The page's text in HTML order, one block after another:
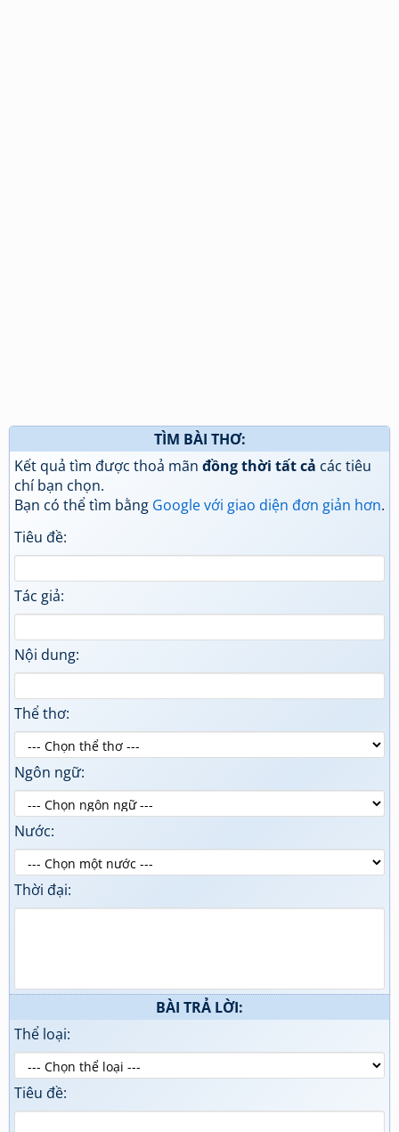
TÌM BÀI THƠ:
Kết quả tìm được thoả mãn đồng thời tất cả các tiêu
chí bạn chọn.
Bạn có thể tìm bằng Google với giao diện đơn giản hơn.
Tiêu đề:
Tác giả:
Nội dung:
Thể thơ:
Ngôn ngữ:
Nước:
Thời đại:
BÀI TRẢ LỜI:
Thể loại:
Tiêu đề: